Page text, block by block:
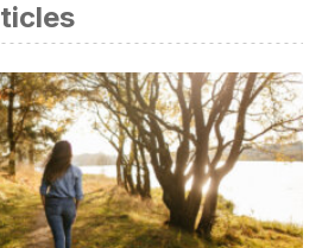
Mar, H., & Gómez, R. (2011). TOMA
Sim Web.
La capacidad de los pacientes
una tarea todavía pendiente.
Española de Neuropsiquiatría
s0211-57352008000200006
de decisiones de la empresa.